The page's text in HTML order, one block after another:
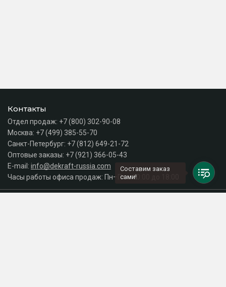
Контакты
Отдел продаж: +7 (800) 302-90-08
Москва: +7 (499) 385-55-70
Санкт-Петербург: +7 (812) 649-21-72
Оптовые заказы: +7 (921) 366-05-43
E-mail: info@dekraft-russia.com
Часы работы офиса продаж: Пн–Пт с 10:00 до 18:00
Составим заказ
сами!